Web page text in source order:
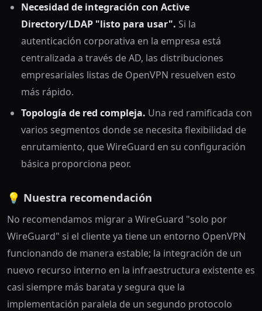
Necesidad de integración con Active
Directory/LDAP "listo para usar". Si la
autenticación corporativa en la empresa está
centralizada a través de AD, las distribuciones
empresariales listas de OpenVPN resuelven esto
más rápido.
Topología de red compleja. Una red ramificada con
varios segmentos donde se necesita flexibilidad de
enrutamiento, que WireGuard en su configuración
básica proporciona peor.
💡 Nuestra recomendación
No recomendamos migrar a WireGuard "solo por
WireGuard" si el cliente ya tiene un entorno OpenVPN
funcionando de manera estable; la integración de un
nuevo recurso interno en la infraestructura existente es
casi siempre más barata y segura que la
implementación paralela de un segundo protocolo